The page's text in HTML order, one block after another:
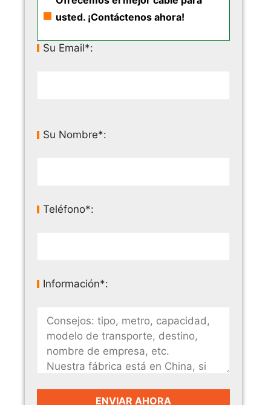
usted. ¡Contáctenos ahora!
Su Email*: